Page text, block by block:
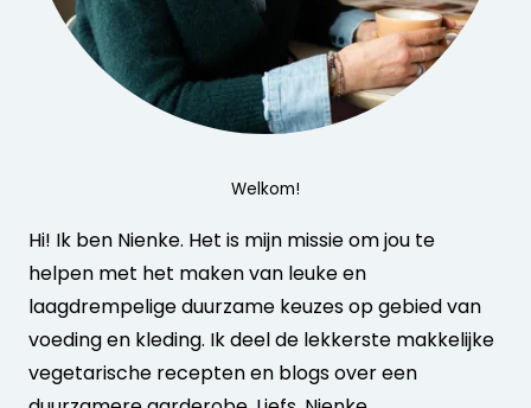
Welkom!
Hi! Ik ben Nienke. Het is mijn missie om jou te
helpen met het maken van leuke en
laagdrempelige duurzame keuzes op gebied van
voeding en kleding. Ik deel de lekkerste makkelijke
vegetarische recepten en blogs over een